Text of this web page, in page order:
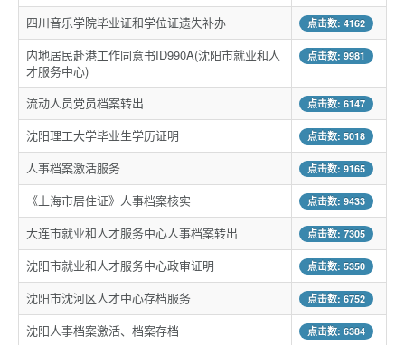
四川音乐学院毕业证和学位证遗失补办 点击数: 4162
内地居民赴港工作同意书ID990A(沈阳市就业和人
才服务中心)
点击数: 9981
流动人员党员档案转出 点击数: 6147
沈阳理工大学毕业生学历证明 点击数: 5018
人事档案激活服务 点击数: 9165
《上海市居住证》人事档案核实 点击数: 9433
大连市就业和人才服务中心人事档案转出 点击数: 7305
沈阳市就业和人才服务中心政审证明 点击数: 5350
沈阳市沈河区人才中心存档服务 点击数: 6752
沈阳人事档案激活、档案存档 点击数: 6384